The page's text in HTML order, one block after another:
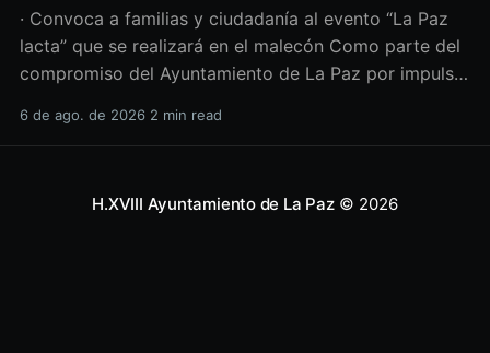
· Convoca a familias y ciudadanía al evento “La Paz
lacta” que se realizará en el malecón Como parte del
compromiso del Ayuntamiento de La Paz por impulsar
salud y los derechos de las mujeres, así como generar
6 de ago. de 2026 2 min read
H.XVIII Ayuntamiento de La Paz© 2026